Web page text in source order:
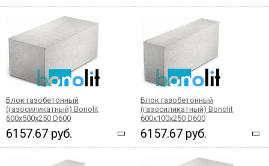
Блок газобетонный
(газосиликатный) Bonolit
600x500x250 D600
6157.67 руб.
Блок газобетонный
(газосиликатный) Bonolit
600x100x250 D600
6157.67 руб.